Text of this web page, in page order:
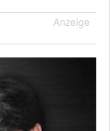
Anzeige